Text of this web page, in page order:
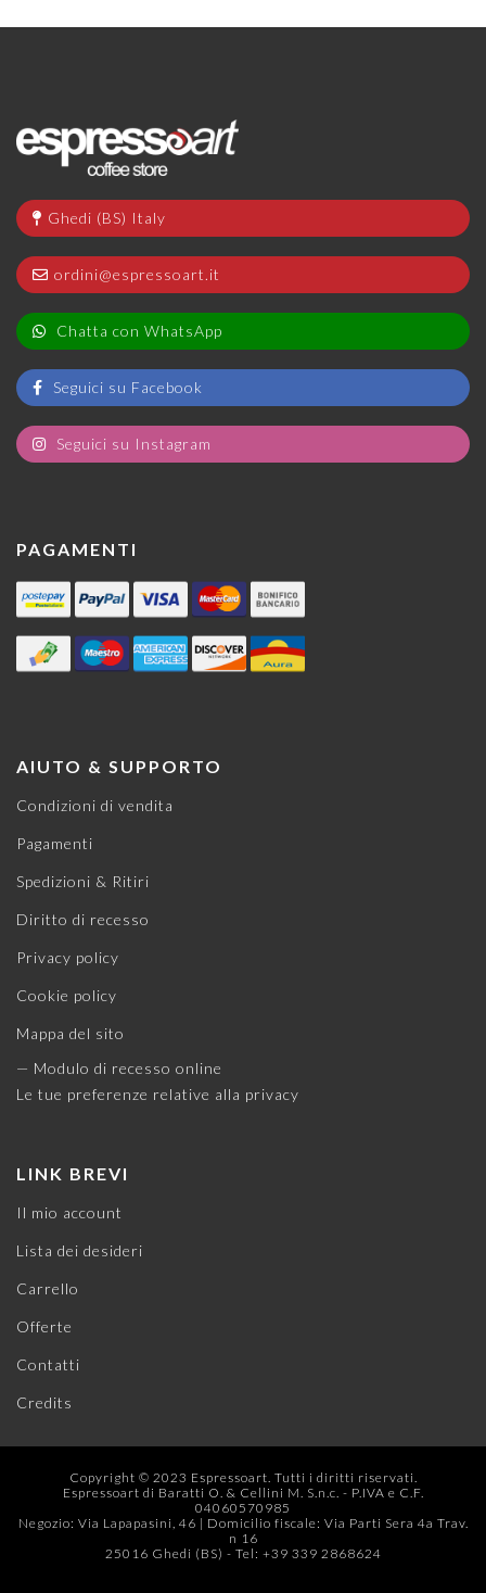
Ghedi (BS) Italy
ordini@espressoart.it
Chatta con WhatsApp
Seguici su Facebook
Seguici su Instagram
PAGAMENTI
AIUTO & SUPPORTO
Condizioni di vendita
Pagamenti
Spedizioni & Ritiri
Diritto di recesso
Privacy policy
Cookie policy
Mappa del sito
— Modulo di recesso online
Le tue preferenze relative alla privacy
LINK BREVI
Il mio account
Lista dei desideri
Carrello
Offerte
Contatti
Credits
Copyright © 2023 Espressoart. Tutti i diritti riservati.
Espressoart di Baratti O. & Cellini M. S.n.c. - P.IVA e C.F.
04060570985
Negozio: Via Lapapasini, 46 | Domicilio fiscale: Via Parti Sera 4a Trav.
n 16
25016 Ghedi (BS) - Tel: +39 339 2868624‬